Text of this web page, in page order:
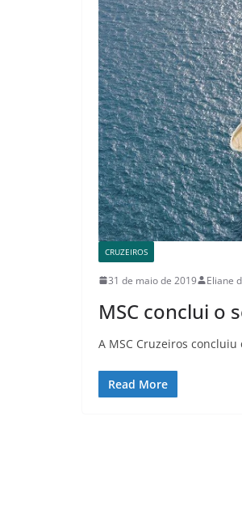
CRUZEIROS
31 de maio de 2019 Eliane
MSC conclui o
A MSC Cruzeiros
Read More